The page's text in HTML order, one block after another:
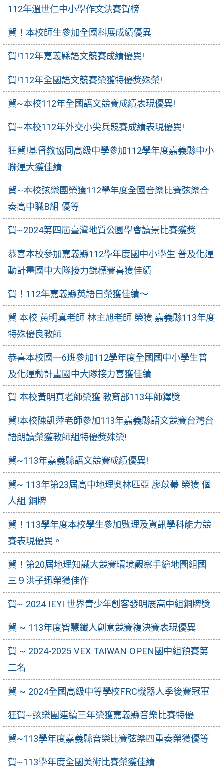
112年溫世仁中小學作文決賽賀榜
賀！本校師生參加全國科展成績優異
賀!112年嘉義縣語文競賽成績優異!
賀!112年全國語文競賽榮獲特優獎殊榮!
賀~本校112年全國語文競賽成績表現優異!
賀~本校112年外交小尖兵競賽成績表現優異!
狂賀!基督教協同高級中學參加112學年度嘉義縣中小
聯運大獲佳績
賀~本校弦樂團榮獲112學年度全國音樂比賽弦樂合
奏高中職B組 優等
賀~2024第四屆臺灣地質公園學會讀景比賽獲獎
恭喜本校參加嘉義縣112學年度國中小學生 普及化運
動計畫國中大隊接力錦標賽喜獲佳績
賀！112年嘉義縣英語日榮獲佳績～
賀 本校 黃明真老師 林主旭老師 榮獲 嘉義縣113年度
特殊優良教師
恭喜本校國一6班參加112學年度全國國中小學生普
及化運動計畫國中大隊接力喜獲佳績
賀 本校黃明真老師榮獲 教育部113年師鐸獎
賀!本校陳凱萍老師參加113年嘉義縣語文競賽台灣台
語朗讀榮獲教師組特優獎殊榮!
賀~113年嘉義縣語文競賽成績優異!
賀~ 113年第23屆高中地理奧林匹亞 廖苡蓁 榮獲 個
人組 銅牌
賀！113學年度本校學生參加數理及資訊學科能力競
賽表現優異。
賀！第20屆地理知識大競賽環境觀察手繪地圖組國
三９洪子迅榮獲佳作
賀~ 2024 IEYI 世界青少年創客發明展高中組銅牌獎
賀 ~ 113年度智慧鐵人創意競賽複決賽表現優異
賀 ~ 2024-2025 VEX TAIWAN OPEN國中組預賽第
二名
賀 ~ 2024全國高級中等學校FRC機器人季後賽冠軍
狂賀~弦樂團連續三年榮獲嘉義縣音樂比賽特優
賀~113學年度嘉義縣音樂比賽弦樂四重奏榮獲優等
賀~113學年度全國美術比賽榮獲佳績